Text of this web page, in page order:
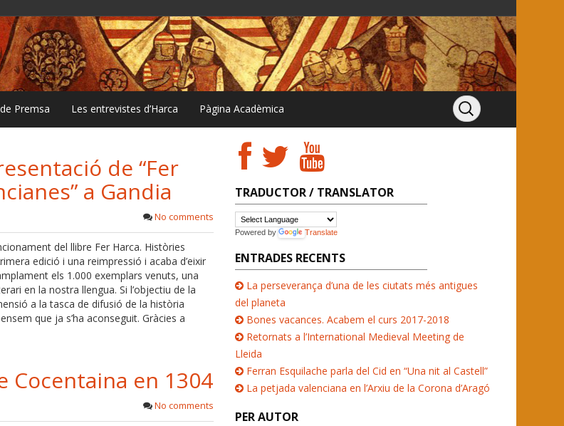
Premsa Les entrevistes d’Harca Pàgina Acadèmica
de “Fer
a Gandia
No comments
del llibre Fer Harca. Històries
edició i una reimpressió i acaba d’eixir
els 1.000 exemplars venuts, una
en la nostra llengua. Si l’objectiu de la
a la tasca de difusió de la història
que ja s’ha aconseguit. Gràcies a
Cocentaina en 1304
No comments
TRADUCTOR / TRANSLATOR
Powered by Translate
ENTRADES RECENTS
La perseverança d’una de les ciutats més antigues
del planeta
Bones vacances. Acabem el curs 2017-2018
Retornats a l’International Medieval Meeting de
Lleida
Ferran Esquilache parla del Cid en “Una nit al Castell”
La petjada valenciana en l’Arxiu de la Corona d’Aragó
PER AUTOR